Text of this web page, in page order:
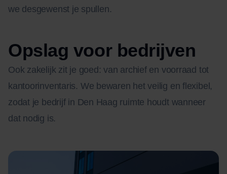
we desgewenst je spullen.
Opslag voor bedrijven
Ook zakelijk zit je goed: van archief en voorraad tot
kantoorinventaris. We bewaren het veilig en flexibel,
zodat je bedrijf in Den Haag ruimte houdt wanneer
dat nodig is.